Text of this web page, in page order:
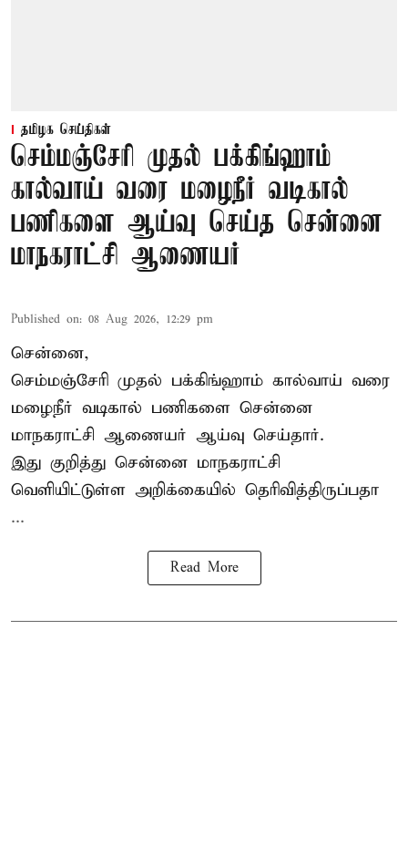
தமிழக செய்திகள்
செம்மஞ்சேரி முதல் பக்கிங்ஹாம்
கால்வாய் வரை மழைநீர் வடிகால்
பணிகளை ஆய்வு செய்த சென்னை
மாநகராட்சி ஆணையர்
Published on: 08 Aug 2026, 12:29 pm
சென்னை,
செம்மஞ்சேரி முதல் பக்கிங்ஹாம் கால்வாய் வரை
மழைநீர் வடிகால் பணிகளை சென்னை
மாநகராட்சி ஆணையர் ஆய்வு செய்தார்.
இது குறித்து சென்னை மாநகராட்சி
வெளியிட்டுள்ள அறிக்கையில் தெரிவித்திருப்பதா
...
Read More